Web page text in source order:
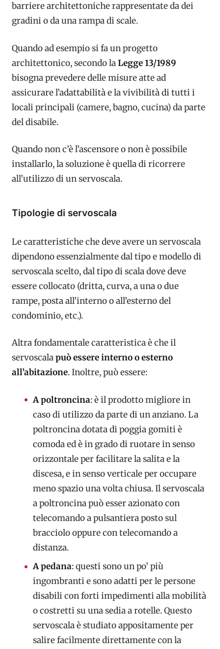
barriere architettoniche rappresentate da dei
gradini o da una rampa di scale.
Quando ad esempio si fa un progetto
architettonico, secondo laLegge 13/1989
bisogna prevedere delle misure atte ad
assicurare l’adattabilità e la vivibilità di tutti i
locali principali (camere, bagno, cucina) da parte
del disabile.
Quando non c’è l’ascensore o non è possibile
installarlo, la soluzione è quella di ricorrere
all’utilizzo di un servoscala.
Tipologie di servoscala
Le caratteristiche che deve avere un servoscala
dipendono essenzialmente dal tipo e modello di
servoscala scelto, dal tipo di scala dove deve
essere collocato (dritta, curva, a una o due
rampe, posta all’interno o all’esterno del
condominio, etc.).
Altra fondamentale caratteristica è che il
servoscalapuò essere interno o esterno
all’abitazione. Inoltre, può essere:
A poltroncina: è il prodotto migliore in
caso di utilizzo da parte di un anziano. La
poltroncina dotata di poggia gomiti è
comoda ed è in grado di ruotare in senso
orizzontale per facilitare la salita e la
discesa, e in senso verticale per occupare
meno spazio una volta chiusa. Il servoscala
a poltroncina può esser azionato con
telecomando a pulsantiera posto sul
bracciolo oppure con telecomando a
distanza.
A pedana: questi sono un po’ più
ingombranti e sono adatti per le persone
disabili con forti impedimenti alla mobilità
o costretti su una sedia a rotelle. Questo
servoscala è studiato appositamente per
salire facilmente direttamente con la